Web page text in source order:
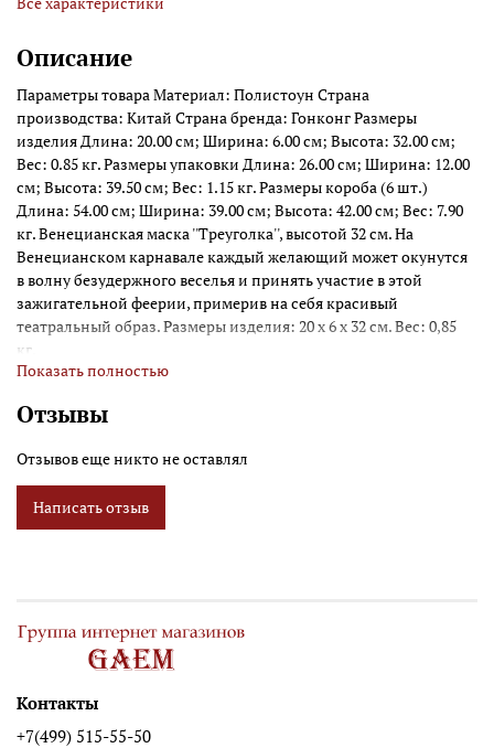
Описание
Параметры товара Материал: Полистоун Страна
производства: Китай Страна бренда: Гонконг Размеры
изделия Длина: 20.00 см; Ширина: 6.00 см; Высота: 32.00 см;
Вес: 0.85 кг. Размеры упаковки Длина: 26.00 см; Ширина: 12.00
см; Высота: 39.50 см; Вес: 1.15 кг. Размеры короба (6 шт.)
Длина: 54.00 см; Ширина: 39.00 см; Высота: 42.00 см; Вес: 7.90
кг. Венецианская маска ''Треуголка'', высотой 32 см. На
Венецианском карнавале каждый желающий может окунутся
в волну безудержного веселья и принять участие в этой
зажигательной феерии, примерив на себя красивый
театральный образ. Размеры изделия: 20 x 6 x 32 см. Вес: 0,85
кг.
Показать полностью
Отзывы
Отзывов еще никто не оставлял
Написать отзыв
Контакты
+7(499) 515-55-50